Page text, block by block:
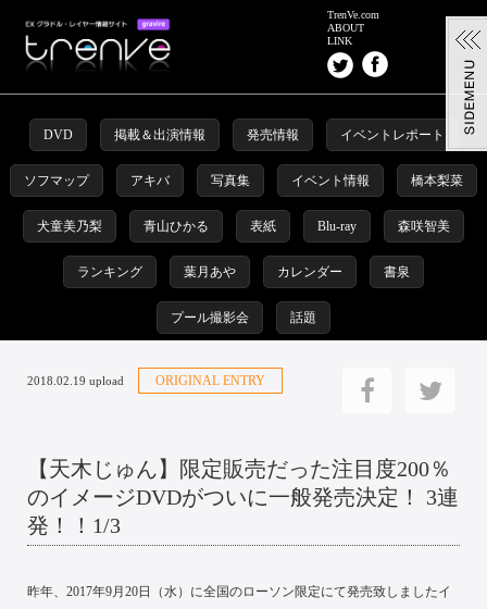
TrenVe.com
ABOUT
LINK
DVD 掲載＆出演情報 発売情報 イベントレポート
ソフマップ アキバ 写真集 イベント情報 橋本梨菜
犬童美乃梨 青山ひかる 表紙 Blu-ray 森咲智美
ランキング 葉月あや カレンダー 書泉
プール撮影会 話題
2018.02.19 upload ORIGINAL ENTRY
【天木じゅん】限定販売だった注目度200％
のイメージDVDがついに一般発売決定！ 3連
発！！1/3
昨年、2017年9月20日（水）に全国のローソン限定にて発売致しましたイ